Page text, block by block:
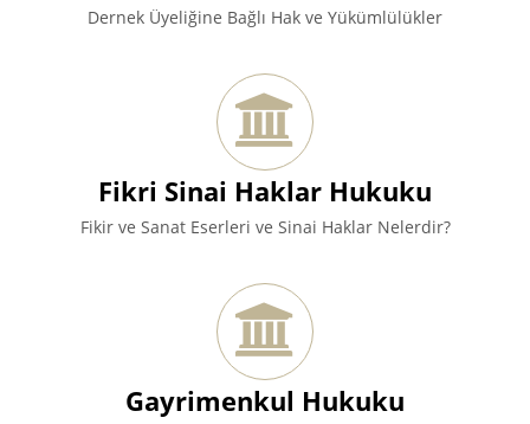
Dernek Üyeliğine Bağlı Hak ve Yükümlülükler
Fikri Sinai Haklar Hukuku
Fikir ve Sanat Eserleri ve Sinai Haklar Nelerdir?
Gayrimenkul Hukuku